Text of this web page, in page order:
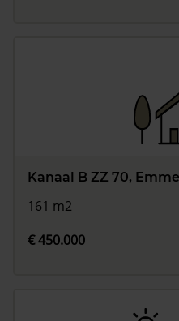
Kanaal B ZZ 70,
161 m2
€ 450.000